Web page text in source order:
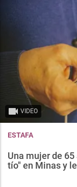
VIDEO
ESTAFA
Una mujer de
tío" en Minas y